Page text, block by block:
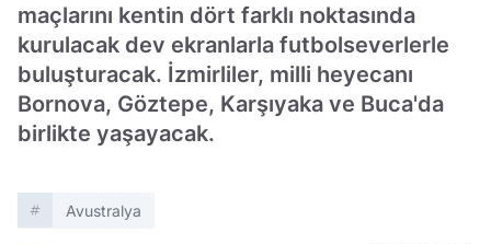
maçlarını kentin dört farklı noktasında
kurulacak dev ekranlarla futbolseverlerle
buluşturacak. İzmirliler, milli heyecanı
Bornova, Göztepe, Karşıyaka ve Buca'da
birlikte yaşayacak.
Avustralya